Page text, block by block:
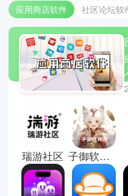
应用商店软件 社区论坛软
瑞游社区 子御软件仓库